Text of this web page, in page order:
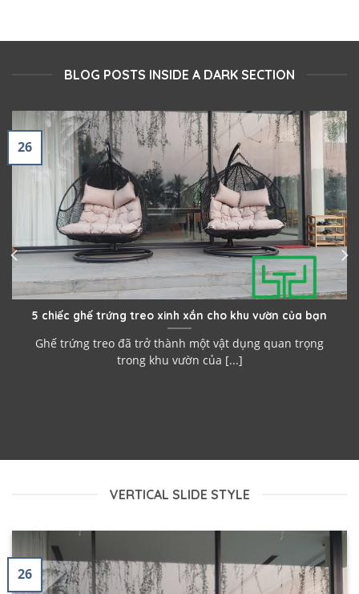
BLOG POSTS INSIDE A DARK SECTION
5 chiếc ghế trứng treo xinh xắn cho khu vườn của bạn
Ghế trứng treo đã trở thành một vật dụng quan trọng
trong khu vườn của [...]
26
VERTICAL SLIDE STYLE
26